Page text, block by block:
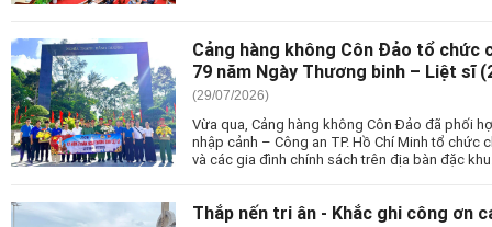
Cảng hàng không Côn Đảo tổ chức
79 năm Ngày Thương binh – Liệt sĩ
(29/07/2026)
Vừa qua, Cảng hàng không Côn Đảo đã phối
nhập cảnh – Công an TP. Hồ Chí Minh tổ
và các gia đình chính sách trên địa bàn đặc
Thắp nến tri ân - Khắc ghi công ơn